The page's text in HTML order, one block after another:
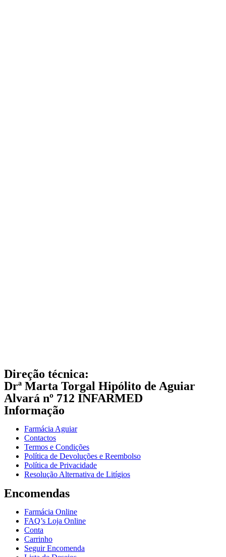
Direção técnica:
Drª Marta Torgal Hipólito de Aguiar
Alvará nº 712 INFARMED
Informação
Farmácia Aguiar
Contactos
Termos e Condições
Política de Devoluções e Reembolso
Política de Privacidade
Resolução Alternativa de Litígios
Encomendas
Farmácia Online
FAQ’s Loja Online
Conta
Carrinho
Seguir Encomenda